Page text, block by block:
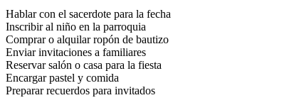
Hablar con el sacerdote para la fecha
Inscribir al niño en la parroquia
Comprar o alquilar ropón de bautizo
Enviar invitaciones a familiares
Reservar salón o casa para la fiesta
Encargar pastel y comida
Preparar recuerdos para invitados